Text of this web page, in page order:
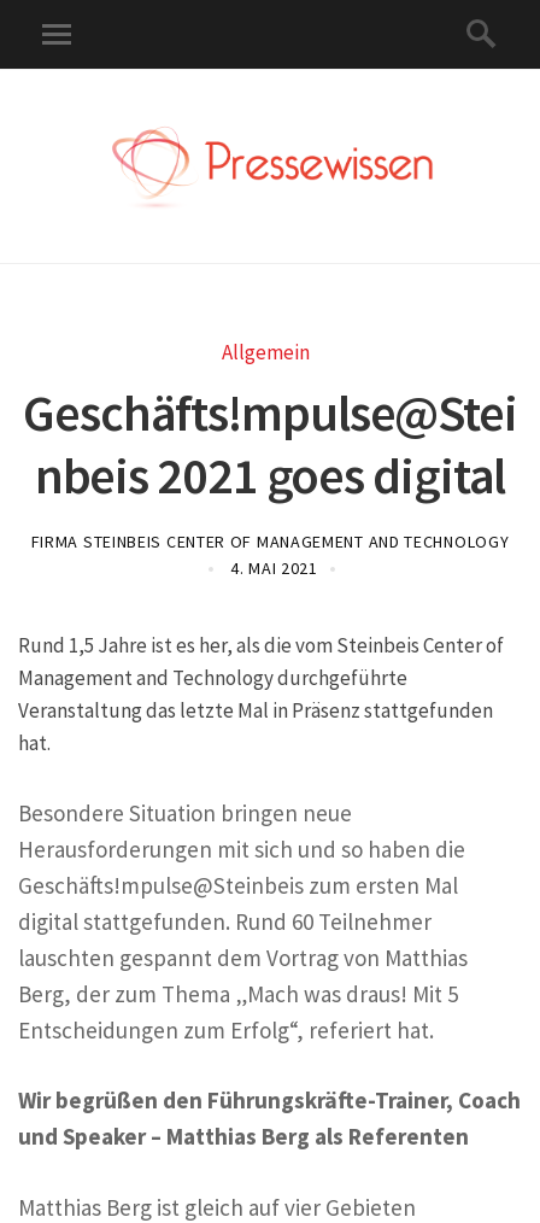
Allgemein
Geschäfts!mpulse@Stei
nbeis 2021 goes digital
FIRMA STEINBEIS CENTER OF MANAGEMENT AND TECHNOLOGY
4. MAI 2021
Rund 1,5 Jahre ist es her, als die vom Steinbeis Center of
Management and Technology durchgeführte
Veranstaltung das letzte Mal in Präsenz stattgefunden
hat.
Besondere Situation bringen neue
Herausforderungen mit sich und so haben die
Geschäfts!mpulse@Steinbeis zum ersten Mal
digital stattgefunden. Rund 60 Teilnehmer
lauschten gespannt dem Vortrag von Matthias
Berg, der zum Thema „Mach was draus! Mit 5
Entscheidungen zum Erfolg“, referiert hat.
Wir begrüßen den Führungskräfte-Trainer, Coach
und Speaker – Matthias Berg als Referenten
Matthias Berg ist gleich auf vier Gebieten